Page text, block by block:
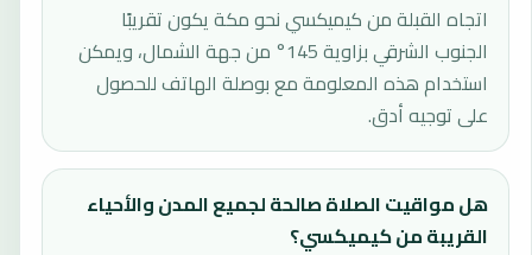
اتجاه القبلة من كيميكسي نحو مكة يكون تقريبًا
الجنوب الشرقي بزاوية 145° من جهة الشمال، ويمكن
استخدام هذه المعلومة مع بوصلة الهاتف للحصول
على توجيه أدق.
هل مواقيت الصلاة صالحة لجميع المدن والأحياء
القريبة من كيميكسي؟